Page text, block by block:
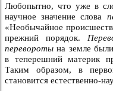
Любопытно, что уже в
научное значение слова
«Необычайное
прежний порядок.
перевороты на земле
в теперешний материк
Таким образом, в
становится естественно-